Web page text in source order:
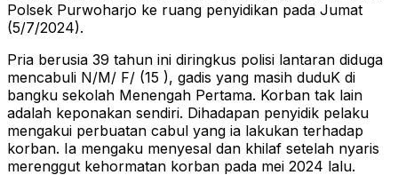
Polsek Purwoharjo ke ruang penyidikan pada Jumat
(5/7/2024).
Pria berusia 39 tahun ini diringkus polisi lantaran diduga
mencabuli N/M/ F/ (15 ), gadis yang masih duduK di
bangku sekolah Menengah Pertama. Korban tak lain
adalah keponakan sendiri. Dihadapan penyidik pelaku
mengakui perbuatan cabul yang ia lakukan terhadap
korban. Ia mengaku menyesal dan khilaf setelah nyaris
merenggut kehormatan korban pada mei 2024 lalu.